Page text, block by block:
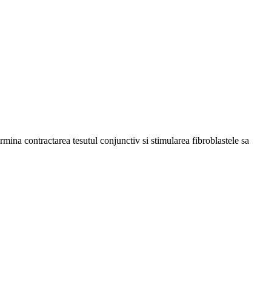
contractarea tesutul conjunctiv si stimularea fibroblastele sa